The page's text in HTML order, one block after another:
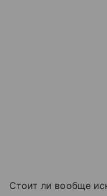
Стоит ли вообще